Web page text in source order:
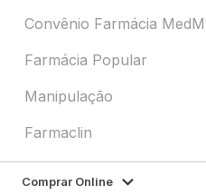
Convênio Farmácia
Farmácia Popular
Manipulação
Farmaclin
Comprar Online